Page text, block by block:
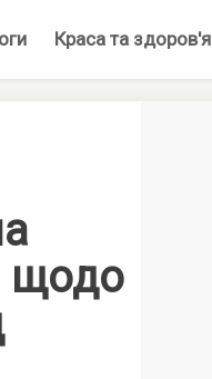
Краса та здоров'я
щодо